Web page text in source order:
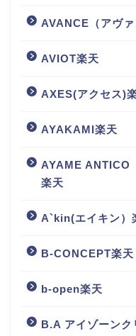
AVANCE（アヴ
AVIOT楽天
AXES(アクセス)
AYAKAMI楽天
AYAME ANTICO
楽天
A`kin(エイキン）
B-CONCEPT楽天
b-open楽天
B.A アイゾーンク